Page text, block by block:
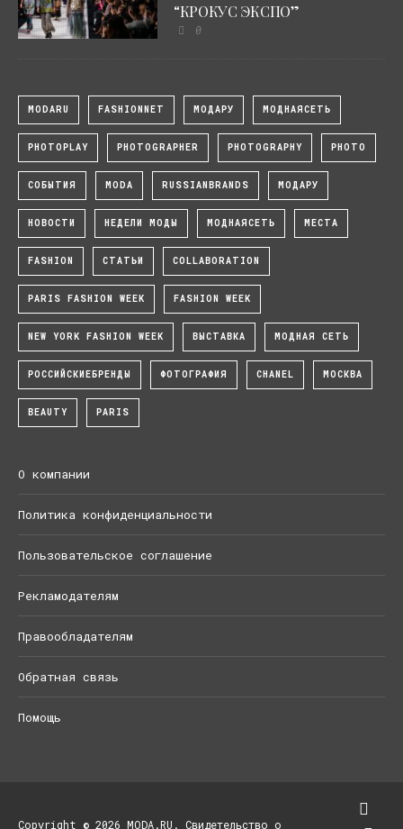
“КРОКУС ЭКСПО”
0
MODARU FASHIONNET МОДАРУ МОДНАЯСЕТЬ
PHOTOPLAY PHOTOGRAPHER PHOTOGRAPHY PHOTO
СОБЫТИЯ MODA RUSSIANBRANDS МОДАРУ
НОВОСТИ НЕДЕЛИ МОДЫ МОДНАЯСЕТЬ МЕСТА
FASHION СТАТЬИ COLLABORATION
PARIS FASHION WEEK FASHION WEEK
NEW YORK FASHION WEEK ВЫСТАВКА МОДНАЯ СЕТЬ
РОССИЙСКИЕБРЕНДЫ ФОТОГРАФИЯ CHANEL МОСКВА
BEAUTY PARIS
О компании
Политика конфиденциальности
Пользовательское соглашение
Рекламодателям
Правообладателям
Обратная связь
Помощь
Copyright © 2026 MODA.RU. Свидетельство о